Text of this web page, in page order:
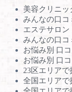
美容クリニ
みんなの口コ
エステサロ
みんなの口コ
お悩み別 口
お悩み別 口
23区エリア
全国エリア